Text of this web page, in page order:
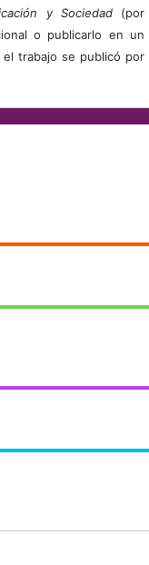
y Sociedad(por
o publicarlo en un
trabajo se publicó por